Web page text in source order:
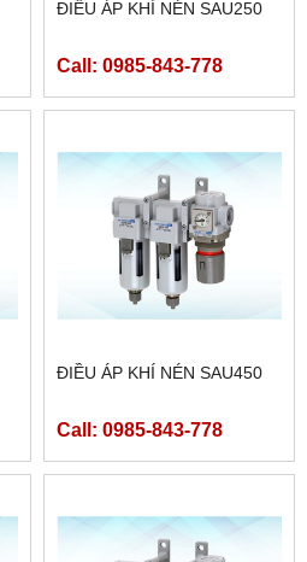
ĐIỀU ÁP KHÍ NÉN SAU250
Call: 0985-843-778
ĐIỀU ÁP KHÍ NÉN SAU450
Call: 0985-843-778